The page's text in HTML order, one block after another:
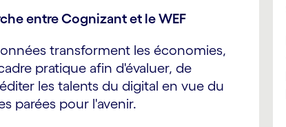
entre Cognizant et le WEF
transforment les économies,
pratique afin d'évaluer, de
les talents du digital en vue du
parées pour l'avenir.